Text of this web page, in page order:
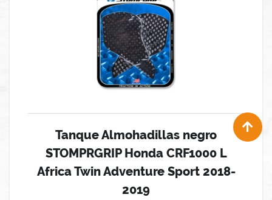
Tanque Almohadillas negro
STOMPRGRIP Honda CRF1000 L
Africa Twin Adventure Sport 2018-
2019